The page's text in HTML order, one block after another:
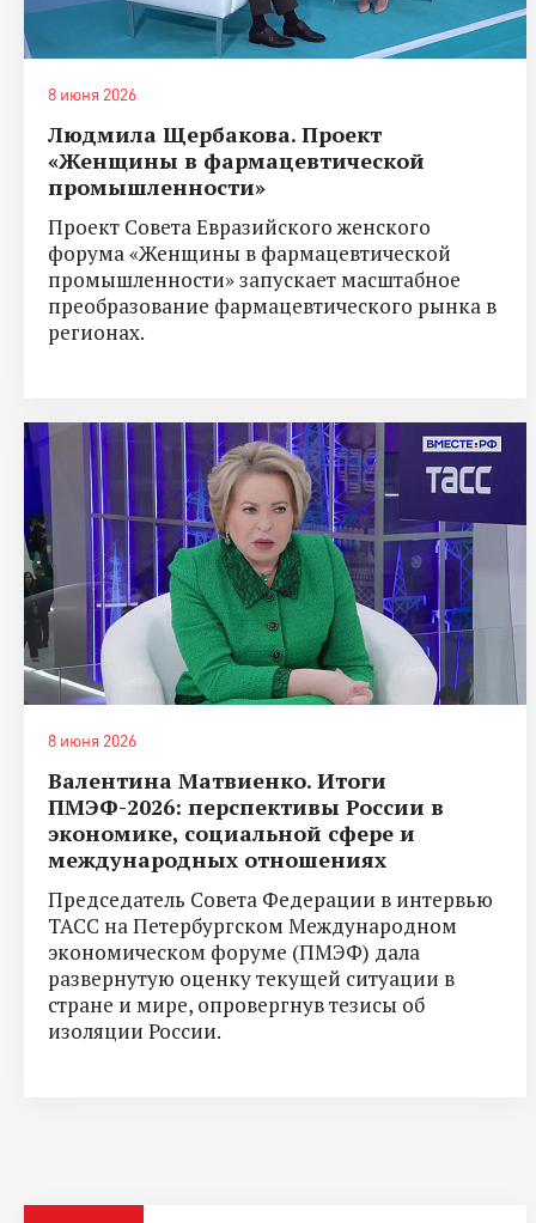
8 июня 2026
Людмила Щербакова. Проект
«Женщины в фармацевтической
промышленности»
Проект Совета Евразийского женского
форума «Женщины в фармацевтической
промышленности» запускает масштабное
преобразование фармацевтического рынка в
регионах.
8 июня 2026
Валентина Матвиенко. Итоги
ПМЭФ-2026: перспективы России в
экономике, социальной сфере и
международных отношениях
Председатель Совета Федерации в интервью
ТАСС на Петербургском Международном
экономическом форуме (ПМЭФ) дала
развернутую оценку текущей ситуации в
стране и мире, опровергнув тезисы об
изоляции России.